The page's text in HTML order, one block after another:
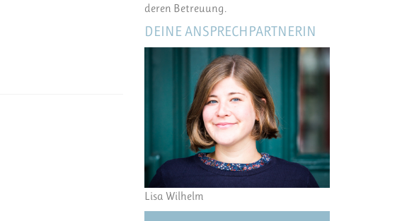
deren Betreuung.
DEINE ANSPRECHPARTNERIN
Lisa Wilhelm